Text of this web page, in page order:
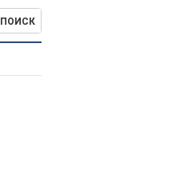
ПОИСК